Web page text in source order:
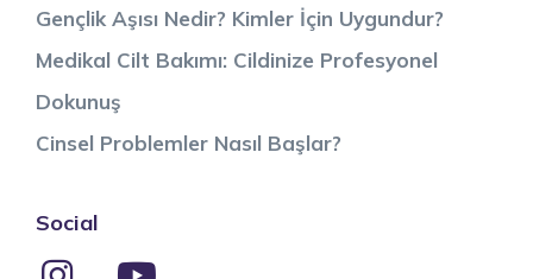
Gençlik Aşısı Nedir? Kimler İçin Uygundur?
Medikal Cilt Bakımı: Cildinize Profesyonel
Dokunuş
Cinsel Problemler Nasıl Başlar?
Social